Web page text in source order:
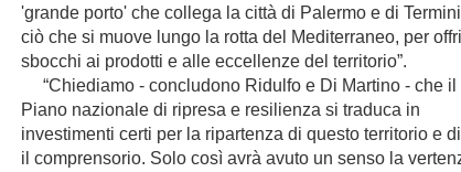
'grande porto' che collega la città di Palermo e di
ciò che si muove lungo la rotta del Mediterraneo, per
sbocchi ai prodotti e alle eccellenze del territorio”.
“Chiediamo - concludono Ridulfo e Di Martino - che il
Piano nazionale di ripresa e resilienza si traduca in
investimenti certi per la ripartenza di questo territorio e
il comprensorio. Solo così avrà avuto un senso la